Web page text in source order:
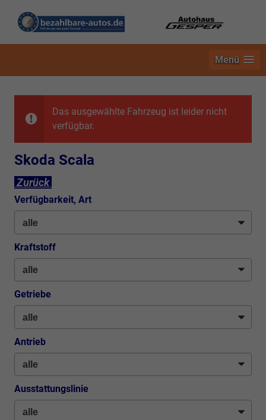
Menü
Das ausgewählte Fahrzeug ist leider nicht
verfügbar.
Skoda Scala
Zurück
Verfügbarkeit, Art
Kraftstoff
Getriebe
Antrieb
Ausstattungslinie